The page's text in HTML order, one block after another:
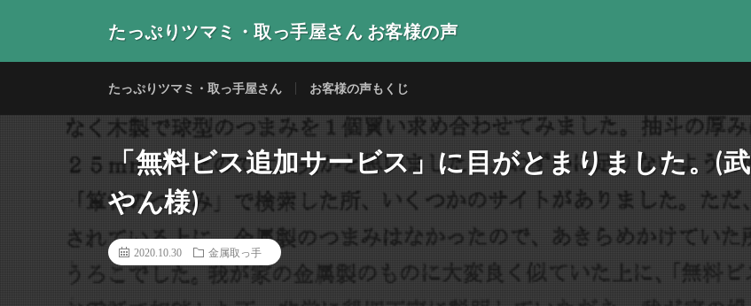
たっぷりツマミ・取っ手屋さん お客様の声
たっぷりツマミ・取っ手屋さん お客様の声もくじ
「無料ビス追加サービス」に目がとまりました。(武
やん様)
2020.10.30 金属取っ手